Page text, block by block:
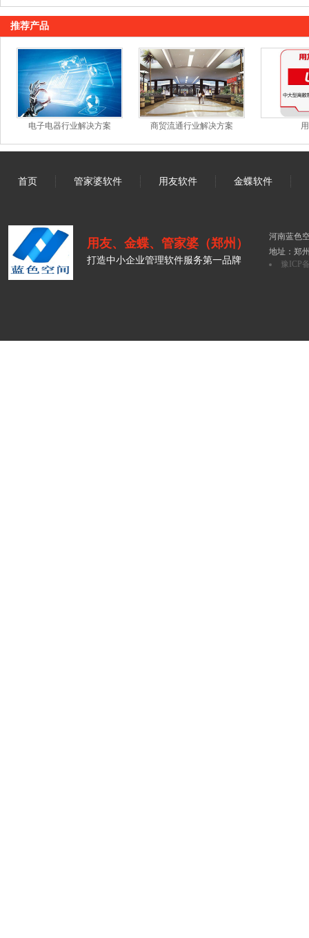
推荐产品
电子电器行业解决方案 商贸流通行业解决方案
首页 管家婆软件 用友软件 金蝶软件
用友、金蝶、管家婆（郑州）
打造中小企业管理软件服务第一品牌
河南蓝色
地址：郑
豫ICP